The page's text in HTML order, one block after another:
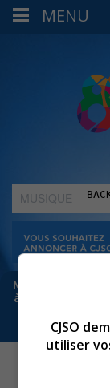
MUSIQUE
:
Meta bloque les
à Sorel-Tracy
MENU
CJSO
utiliser